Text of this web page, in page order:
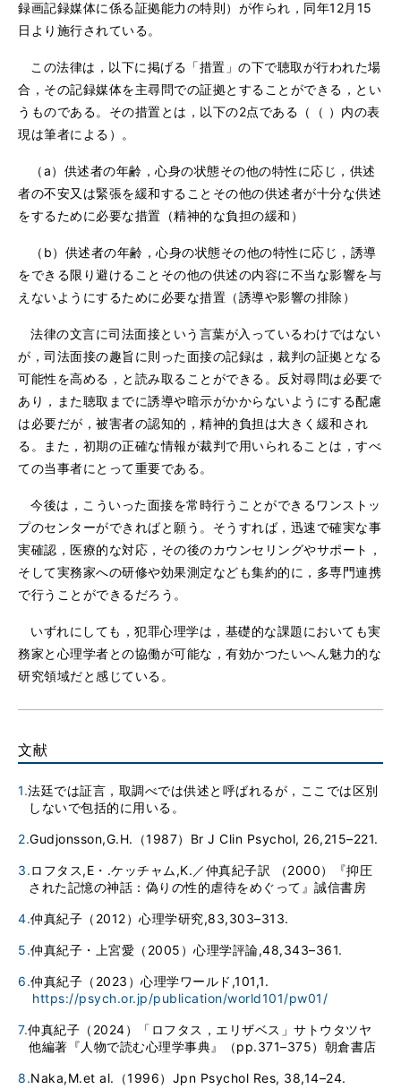
録画記録媒体に係る証拠能力の特則）が作られ，同年12月15
日より施行されている。
この法律は，以下に掲げる「措置」の下で聴取が行われた場
合，その記録媒体を主尋問での証拠とすることができる，とい
うものである。その措置とは，以下の2点である（（ ）内の表
現は筆者による）。
（a）供述者の年齢，心身の状態その他の特性に応じ，供述
者の不安又は緊張を緩和することその他の供述者が十分な供述
をするために必要な措置（精神的な負担の緩和）
（b）供述者の年齢，心身の状態その他の特性に応じ，誘導
をできる限り避けることその他の供述の内容に不当な影響を与
えないようにするために必要な措置（誘導や影響の排除）
法律の文言に司法面接という言葉が入っているわけではない
が，司法面接の趣旨に則った面接の記録は，裁判の証拠となる
可能性を高める，と読み取ることができる。反対尋問は必要で
あり，また聴取までに誘導や暗示がかからないようにする配慮
は必要だが，被害者の認知的，精神的負担は大きく緩和され
る。また，初期の正確な情報が裁判で用いられることは，すべ
ての当事者にとって重要である。
今後は，こういった面接を常時行うことができるワンストッ
プのセンターができればと願う。そうすれば，迅速で確実な事
実確認，医療的な対応，その後のカウンセリングやサポート，
そして実務家への研修や効果測定なども集約的に，多専門連携
で行うことができるだろう。
いずれにしても，犯罪心理学は，基礎的な課題においても実
務家と心理学者との協働が可能な，有効かつたいへん魅力的な
研究領域だと感じている。
文献
1.法廷では証言，取調べでは供述と呼ばれるが，ここでは区別
しないで包括的に用いる。
2.Gudjonsson,G.H.（1987）Br J Clin Psychol, 26,215–221.
3.ロフタス,E・.ケッチャム,K.／仲真紀子訳 （2000）『抑圧
された記憶の神話：偽りの性的虐待をめぐって』誠信書房
4.仲真紀子（2012）心理学研究,83,303–313.
5.仲真紀子・上宮愛（2005）心理学評論,48,343–361.
6.仲真紀子（2023）心理学ワールド,101,1.
https://psych.or.jp/publication/world101/pw01/
7.仲真紀子（2024）「ロフタス，エリザベス」サトウタツヤ
他編著『人物で読む心理学事典』（pp.371–375）朝倉書店
8.Naka,M.et al.（1996）Jpn Psychol Res, 38,14–24.